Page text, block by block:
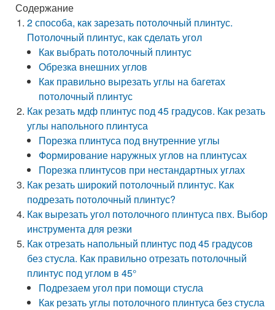
Содержание
2 способа, как зарезать потолочный плинтус.
Потолочный плинтус, как сделать угол
Как выбрать потолочный плинтус
Обрезка внешних углов
Как правильно вырезать углы на багетах
потолочный плинтус
Как резать мдф плинтус под 45 градусов. Как резать
углы напольного плинтуса
Порезка плинтуса под внутренние углы
Формирование наружных углов на плинтусах
Порезка плинтусов при нестандартных углах
Как резать широкий потолочный плинтус. Как
подрезать потолочный плинтус?
Как вырезать угол потолочного плинтуса пвх. Выбор
инструмента для резки
Как отрезать напольный плинтус под 45 градусов
без стусла. Как правильно отрезать потолочный
плинтус под углом в 45°
Подрезаем угол при помощи стусла
Как резать углы потолочного плинтуса без стусла